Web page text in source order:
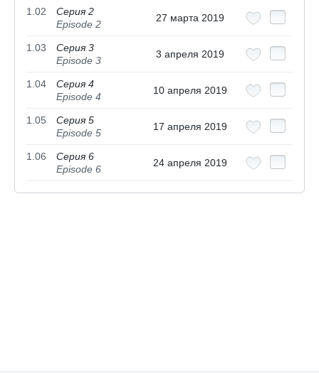
1.02
Серия 2
Episode 2
27 марта 2019
1.03
Серия 3
Episode 3
3 апреля 2019
1.04
Серия 4
Episode 4
10 апреля 2019
1.05
Серия 5
Episode 5
17 апреля 2019
1.06
Серия 6
Episode 6
24 апреля 2019